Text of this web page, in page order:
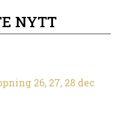
NYTT
26, 27, 28 dec